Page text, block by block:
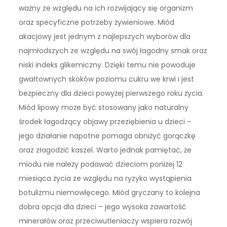
ważny ze względu na ich rozwijający się organizm
oraz specyficzne potrzeby żywieniowe. Miód
akacjowy jest jednym z najlepszych wyborów dla
najmłodszych ze względu na swój łagodny smak oraz
niski indeks glikemiczny. Dzięki temu nie powoduje
gwałtownych skoków poziomu cukru we krwi i jest
bezpieczny dla dzieci powyżej pierwszego roku życia.
Miód lipowy może być stosowany jako naturalny
środek łagodzący objawy przeziębienia u dzieci –
jego działanie napotne pomaga obniżyć gorączkę
oraz złagodzić kaszel. Warto jednak pamiętać, że
miodu nie należy podawać dzieciom poniżej 12
miesiąca życia ze względu na ryzyko wystąpienia
botulizmu niemowlęcego. Miód gryczany to kolejna
dobra opcja dla dzieci – jego wysoka zawartość
minerałów oraz przeciwutleniaczy wspiera rozwój